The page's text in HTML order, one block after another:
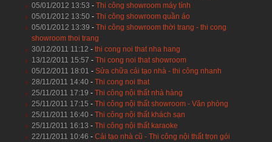
05/01/2012 13:53 - Thi công showroom máy tính
05/01/2012 13:50 - Thi công showroom quần áo
05/01/2012 13:39 - Thi công showroom thời trang - thi cong
showroom thoi trang
30/12/2011 11:12 - thi cong noi that nha hang
13/12/2011 15:57 - Thi cong noi that showroom
05/12/2011 18:01 - Sửa chữa cải tạo nhà - thi công nhanh
28/11/2011 14:40 - Thi cong noi that
25/11/2011 17:19 - Thi công nội thất nhà hàng
25/11/2011 17:15 - Thi công nội thất showroom - Văn phòng
25/11/2011 16:40 - Thi công nội thất khách sạn
25/11/2011 16:13 - Thi công nội thất karaoke
22/11/2011 10:46 - Cải tạo nhà cũ - Thi công nội thất trọn gói